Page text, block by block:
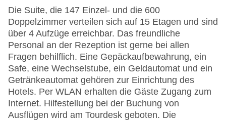
Die Suite, die 147 Einzel- und die 600
Doppelzimmer verteilen sich auf 15 Etagen und sind
über 4 Aufzüge erreichbar. Das freundliche
Personal an der Rezeption ist gerne bei allen
Fragen behilflich. Eine Gepäckaufbewahrung, ein
Safe, eine Wechselstube, ein Geldautomat und ein
Getränkeautomat gehören zur Einrichtung des
Hotels. Per WLAN erhalten die Gäste Zugang zum
Internet. Hilfestellung bei der Buchung von
Ausflügen wird am Tourdesk geboten. Die